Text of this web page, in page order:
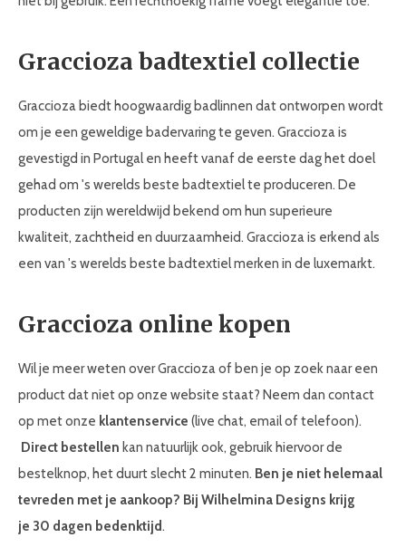
Graccioza badtextiel collectie
Graccioza biedt hoogwaardig badlinnen dat ontworpen wordt
om je een geweldige badervaring te geven. Graccioza is
gevestigd in Portugal en heeft vanaf de eerste dag het doel
gehad om 's werelds beste badtextiel te produceren. De
producten zijn wereldwijd bekend om hun superieure
kwaliteit, zachtheid en duurzaamheid. Graccioza is erkend als
een van 's werelds beste badtextiel merken in de luxemarkt.
Graccioza online kopen
Wil je meer weten over Graccioza of ben je op zoek naar een
product dat niet op onze website staat? Neem dan contact
op met onze klantenservice (live chat, email of telefoon).
Direct bestellen kan natuurlijk ook, gebruik hiervoor de
bestelknop, het duurt slecht 2 minuten. Ben je niet helemaal
tevreden met je aankoop? Bij Wilhelmina Designs krijg
je 30 dagen bedenktijd.